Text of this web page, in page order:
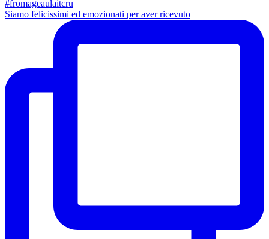
Siamo felicissimi ed emozionati per aver ricevuto